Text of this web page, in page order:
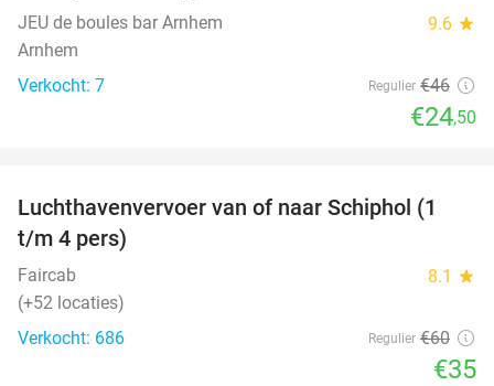
JEU de boules bar Arnhem 9.6 star
Arnhem
Verkocht: 7
Regulier €46
€24,50
42%
Luchthavenvervoer van of naar Schiphol (1
t/m 4 pers)
Faircab 8.1 star
(+52 locaties)
Verkocht: 686
Regulier €60
€35